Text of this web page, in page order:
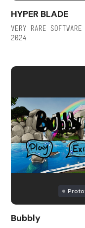
HYPER BLADE
VERY RARE
2024
Bubbly